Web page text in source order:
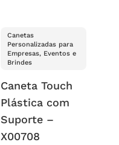
Canetas
Personalizadas para
Empresas, Eventos e
Brindes
Caneta Touch
Plástica com
Suporte –
X00708